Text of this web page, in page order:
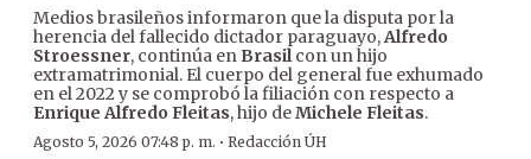
Medios brasileños informaron que la disputa por la
herencia del fallecido dictador paraguayo,Alfredo
Stroessner, continúa en Brasilcon un hijo
extramatrimonial. El cuerpo del general fue exhumado
en el 2022 y se comprobó la filiación con respecto a
Enrique Alfredo Fleitas, hijo deMichele Fleitas.
Agosto 5, 2026 07:48 p. m. · Redacción ÚH